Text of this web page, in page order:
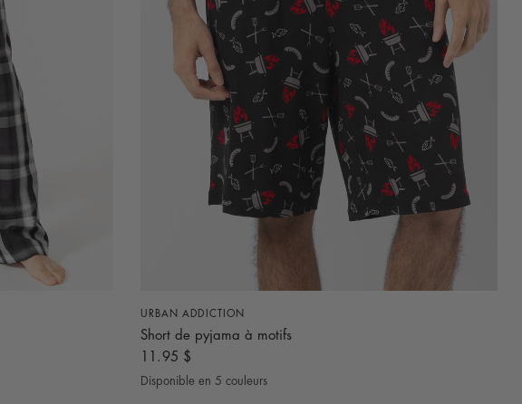
URBAN ADDICTION
Short de pyjama à motifs
11.95 $
Noir
Disponible en 5 couleurs